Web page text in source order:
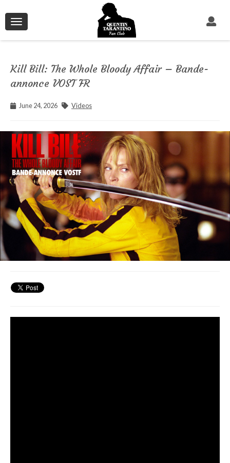
Toggle
Kill Bill: The Whole Bloody Affair – Bande-
annonce VOST FR
June 24, 2026 Videos